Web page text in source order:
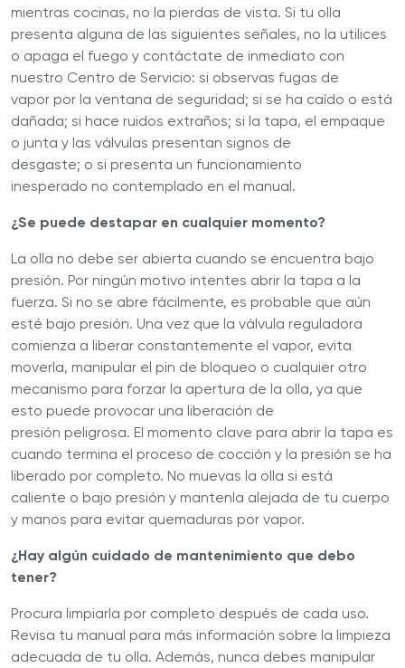
mientras cocinas, no la pierdas de vista. Si tu olla
presenta alguna de las siguientes señales, no la utilices
o apaga el fuego y contáctate de inmediato con
nuestro Centro de Servicio: si observas fugas de
vapor por la ventana de seguridad; si se ha caído o está
dañada; si hace ruidos extraños; si la tapa, el empaque
o junta y las válvulas presentan signos de
desgaste; o si presenta un funcionamiento
inesperado no contemplado en el manual.
¿Se puede destapar en cualquier momento?
La olla no debe ser abierta cuando se encuentra bajo
presión. Por ningún motivo intentes abrir la tapa a la
fuerza. Si no se abre fácilmente, es probable que aún
esté bajo presión. Una vez que la válvula reguladora
comienza a liberar constantemente el vapor, evita
moverla, manipular el pin de bloqueo o cualquier otro
mecanismo para forzar la apertura de la olla, ya que
esto puede provocar una liberación de
presión peligrosa. El momento clave para abrir la tapa es
cuando termina el proceso de cocción y la presión se ha
liberado por completo. No muevas la olla si está
caliente o bajo presión y mantenla alejada de tu cuerpo
y manos para evitar quemaduras por vapor.
¿Hay algún cuidado de mantenimiento que debo
tener?
Procura limpiarla por completo después de cada uso.
Revisa tu manual para más información sobre la limpieza
adecuada de tu olla. Además, nunca debes manipular